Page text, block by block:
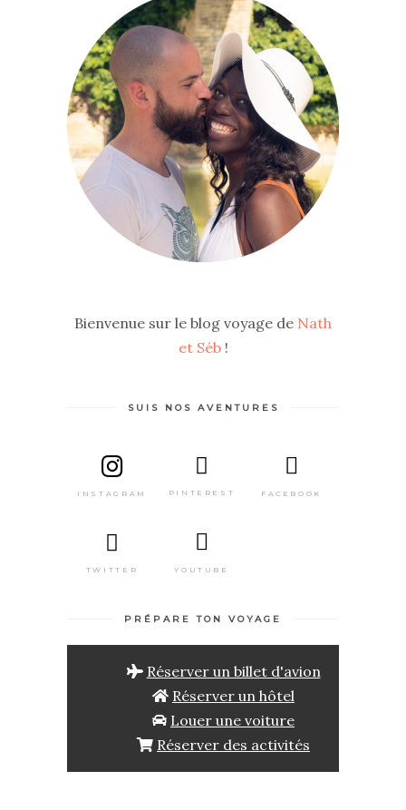
Bienvenue sur le blog voyage de Nath
et Séb!
SUIS NOS AVENTURES
INSTAGRAM PINTEREST FACEBOOK
TWITTER YOUTUBE
PRÉPARE TON VOYAGE
Réserver un billet d'avion
Réserver un hôtel
Louer une voiture
Réserver des activités